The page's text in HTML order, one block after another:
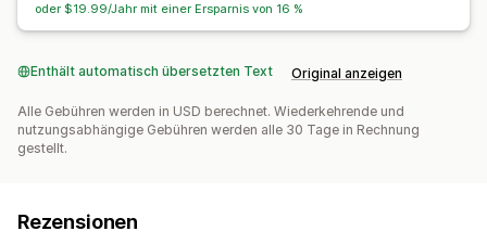
oder $19.99/Jahr mit einer Ersparnis von 16 %
Enthält automatisch übersetzten Text Original anzeigen
Alle Gebühren werden in USD berechnet. Wiederkehrende und
nutzungsabhängige Gebühren werden alle 30 Tage in Rechnung
gestellt.
Rezensionen